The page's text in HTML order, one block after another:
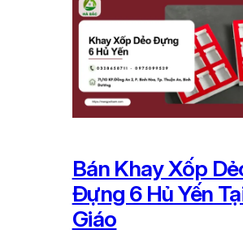
Bán Khay Xốp
Đựng 6 Hủ Yến
Giáo